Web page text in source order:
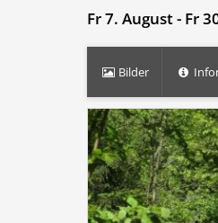
Fr 7. August - Fr
Bilder